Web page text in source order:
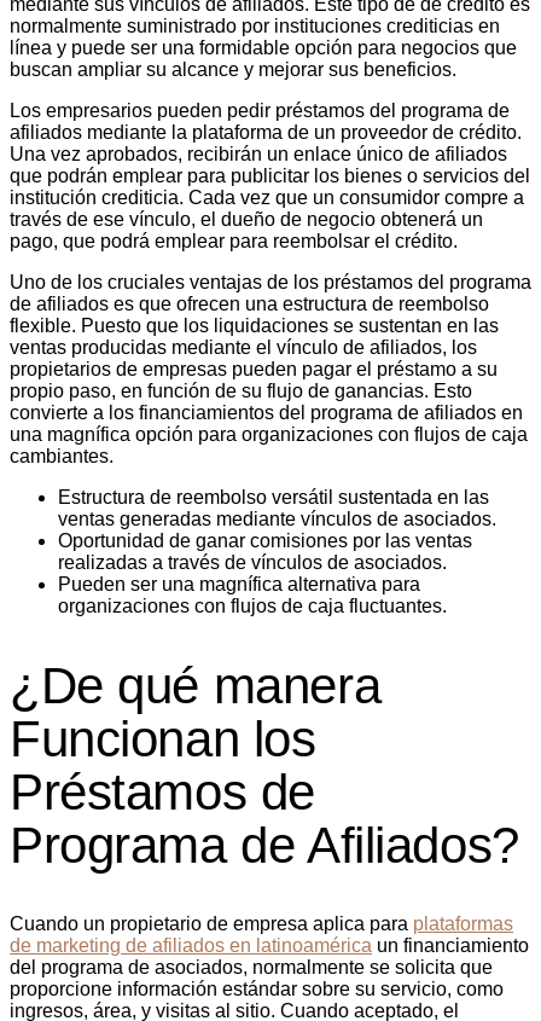
normalmente suministrado por instituciones crediticias en
línea y puede ser una formidable opción para negocios que
buscan ampliar su alcance y mejorar sus beneficios.
Los empresarios pueden pedir préstamos del programa de
afiliados mediante la plataforma de un proveedor de crédito.
Una vez aprobados, recibirán un enlace único de afiliados
que podrán emplear para publicitar los bienes o servicios del
institución crediticia. Cada vez que un consumidor compre a
través de ese vínculo, el dueño de negocio obtenerá un
pago, que podrá emplear para reembolsar el crédito.
Uno de los cruciales ventajas de los préstamos del programa
de afiliados es que ofrecen una estructura de reembolso
flexible. Puesto que los liquidaciones se sustentan en las
ventas producidas mediante el vínculo de afiliados, los
propietarios de empresas pueden pagar el préstamo a su
propio paso, en función de su flujo de ganancias. Esto
convierte a los financiamientos del programa de afiliados en
una magnífica opción para organizaciones con flujos de caja
cambiantes.
Estructura de reembolso versátil sustentada en las
ventas generadas mediante vínculos de asociados.
Oportunidad de ganar comisiones por las ventas
realizadas a través de vínculos de asociados.
Pueden ser una magnífica alternativa para
organizaciones con flujos de caja fluctuantes.
¿De qué manera
Funcionan los
Préstamos de
Programa de Afiliados?
Cuando un propietario de empresa aplica para plataformas
de marketing de afiliados en latinoamérica un financiamiento
del programa de asociados, normalmente se solicita que
proporcione información estándar sobre su servicio, como
ingresos, área, y visitas al sitio. Cuando aceptado, el